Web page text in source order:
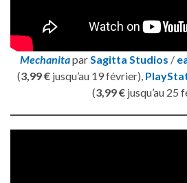
MechanitaparSagitta Studios /
(3,99 €jusqu’au 19 février),
(3,99 € jusqu’au 25